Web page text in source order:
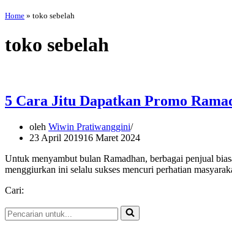
Home » toko sebelah
toko sebelah
5 Cara Jitu Dapatkan Promo
oleh Wiwin Pratiwanggini
23 April 201916 Maret 2024
Untuk menyambut bulan Ramadhan, berbagai penjual
menggiurkan ini selalu sukses mencuri perhatian
Cari:
Pencarian
untuk...